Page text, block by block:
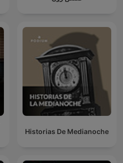
Historias De Medianoche